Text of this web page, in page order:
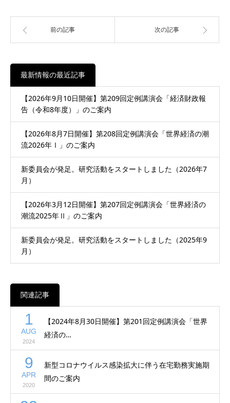
前の記事 次の記事
最新情報の最近記事
【2026年9月10日開催】第209回定例講演会「経済財政報
告（令和8年度）」のご案内
【2026年8月7日開催】第208回定例講演会「世界経済の潮
流2026年Ⅰ」のご案内
新委員会が発足。研究活動をスタートしました（2026年7
月）
【2026年3月12日開催】第207回定例講演会「世界経済の
潮流2025年Ⅱ」のご案内
新委員会が発足。研究活動をスタートしました（2025年9
月）
関連記事
1
AUG
2024
【2024年8月30日開催】第201回定例講演会「世界
経済の…
9
APR
2020
新型コロナウイルス感染拡大に伴う在宅勤務実施期
間のご案内